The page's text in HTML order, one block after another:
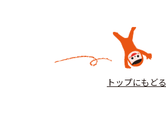
トップにもどる